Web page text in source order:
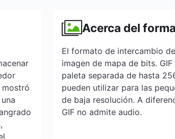
mostró
Acerca del
El formato de intercambio
imagen de mapa de bits.
paleta separada de hasta
pueden utilizar para las
de baja resolución. A
GIF no admite audio.